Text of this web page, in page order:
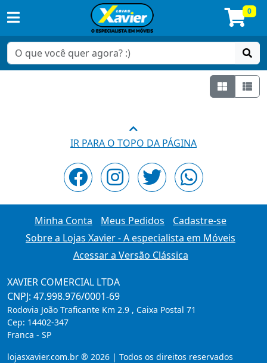
0
Grade
IR PARA O TOPO DA PÁGINA
Minha Conta Meus Pedidos
Cadastre-se
Sobre a Lojas Xavier - A especialista em Móveis
Acessar a Versão Clássica
XAVIER COMERCIAL LTDA
CNPJ: 47.998.976/0001-69
Rodovia João Traficante Km 2.9 , Caixa Postal 71
Cep: 14402-347
Franca - SP
lojasxavier.com.br ® 2026 | Todos os direitos reservados